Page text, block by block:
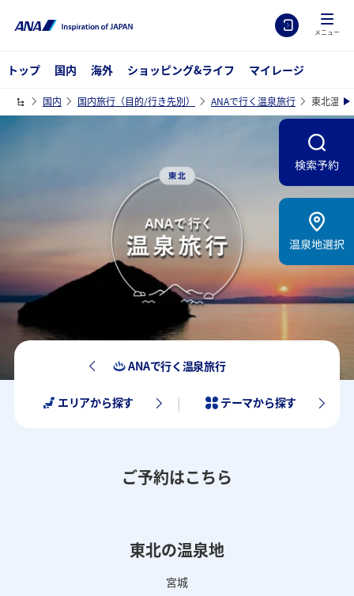
メニュー
トップ 国内 海外 ショッピング&ライフ マイレージ
国内 国内旅行（目的/行き先別） ANAで行く温泉旅行 東北温泉
ANAで行く温泉旅行
エリアから探す テーマから探す
ご予約はこちら
東北の温泉地
宮城